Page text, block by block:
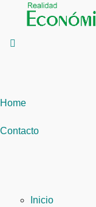
contenido
Home
Contacto
Inicio